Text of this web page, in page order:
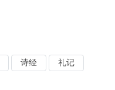
诗经 礼记